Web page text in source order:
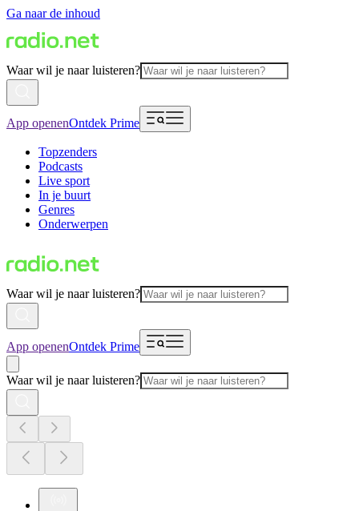
Ga naar de inhoud
Waar wil je naar luisteren?
App openenOntdek Prime
Topzenders
Podcasts
Live sport
In je buurt
Genres
Onderwerpen
Waar wil je naar luisteren?
App openenOntdek Prime
Waar wil je naar luisteren?